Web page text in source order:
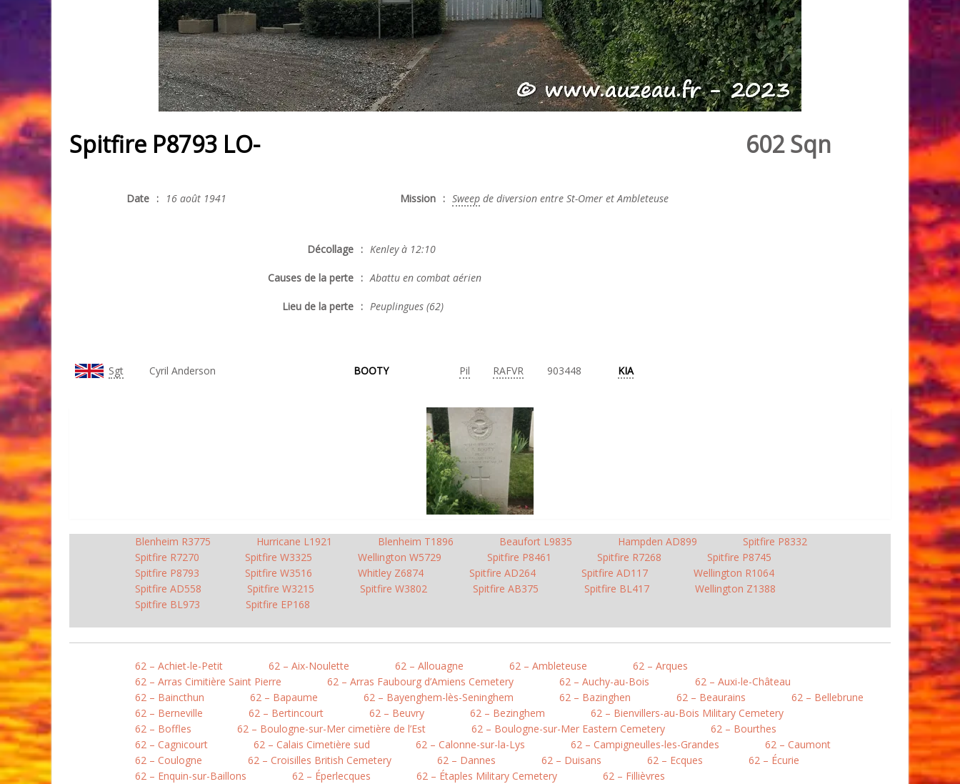
Spitfire P8793 LO- 602 Sqn
Date : 16 août 1941 Mission : Sweep de diversion entre St-Omer et Ambleteuse
Décollage : Kenley à 12:10
Causes de la perte : Abattu en combat aérien
Lieu de la perte : Peuplingues (62)
Sgt Cyril Anderson BOOTY Pil RAFVR 903448 KIA
Blenheim R3775 Hurricane L1921 Blenheim T1896 Beaufort L9835 Hampden AD899
Spitfire P8332
Spitfire R7270
Spitfire W3325 Wellington W5729 Spitfire P8461 Spitfire R7268
Spitfire P8745
Spitfire P8793
Spitfire W3516 Whitley Z6874 Spitfire AD264 Spitfire AD117
Wellington R1064
Spitfire AD558
Spitfire W3215 Spitfire W3802 Spitfire AB375 Spitfire BL417
Wellington Z1388
Spitfire BL973
Spitfire EP168
62 – Achiet-le-Petit 62 – Aix-Noulette 62 – Allouagne 62 – Ambleteuse
62 – Arques
62 – Arras Cimitière Saint Pierre
62 – Arras Faubourg d’Amiens Cemetery 62 – Auchy-au-Bois
62 – Auxi-le-Château
62 – Baincthun
62 – Bapaume 62 – Bayenghem-lès-Seninghem 62 – Bazinghen 62 – Beaurains
62 – Bellebrune
62 – Berneville
62 – Bertincourt 62 – Beuvry 62 – Bezinghem
62 – Bienvillers-au-Bois Military Cemetery
62 – Boffles
62 – Boulogne-sur-Mer cimetière de l’Est 62 – Boulogne-sur-Mer Eastern Cemetery
62 – Bourthes
62 – Cagnicourt
62 – Calais Cimetière sud 62 – Calonne-sur-la-Lys 62 – Campigneulles-les-Grandes
62 – Caumont
62 – Coulogne
62 – Croisilles British Cemetery 62 – Dannes 62 – Duisans 62 – Ecques
62 – Écurie
62 – Enquin-sur-Baillons
62 – Éperlecques 62 – Étaples Military Cemetery
62 – Fillièvres